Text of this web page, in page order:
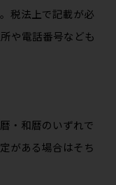
税法上で記載が必
や電話番号なども
・和暦のいずれで
がある場合はそち